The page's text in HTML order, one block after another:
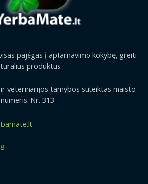
pajėgas į aptarnavimo kokybę, greiti
produktus.
veterinarijos tarnybos suteiktas maisto
Nr. 313